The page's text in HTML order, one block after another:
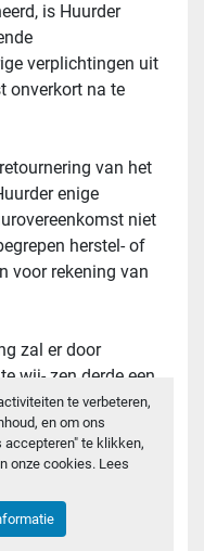
te verbeteren,
en om ons
accepteren" te klikken,
onze cookies. Lees
is Huurder
verplichtingen uit
onverkort na te
van het
enige
niet
herstel- of
voor rekening van
zal er door
wij- zen derde een
de toestand
bij eventuele
staat waarin het
van het
Elke schade
zal door Huurder